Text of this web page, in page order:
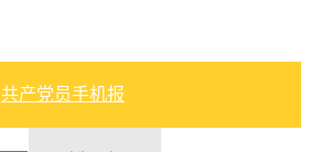
共产党员手机报